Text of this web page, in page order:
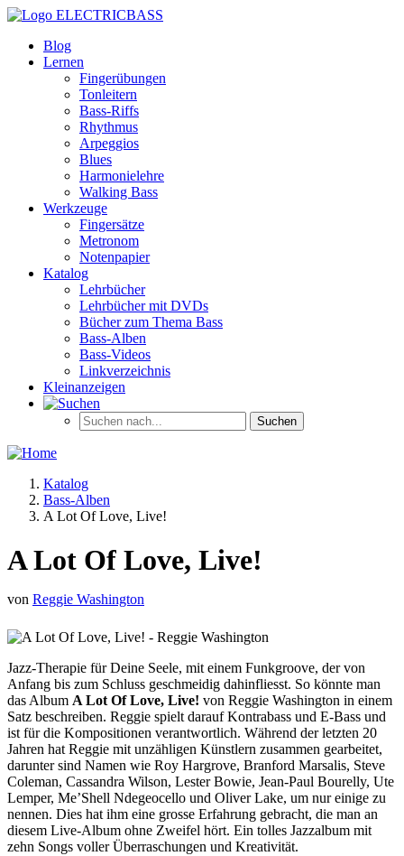
ELECTRICBASS
Blog
Lernen
Fingerübungen
Tonleitern
Bass-Riffs
Rhythmus
Arpeggios
Blues
Harmonielehre
Walking Bass
Werkzeuge
Fingersätze
Metronom
Notenpapier
Katalog
Lehrbücher
Lehrbücher mit DVDs
Bücher zum Thema Bass
Bass-Alben
Bass-Videos
Linkverzeichnis
Kleinanzeigen
Katalog
Bass-Alben
A Lot Of Love, Live!
A Lot Of Love, Live!
von Reggie Washington
Jazz-Therapie für Deine Seele, mit einem Funkgroove, der von
Anfang bis zum Schluss geschmeidig dahinfliesst. So könnte man
das Album A Lot Of Love, Live! von Reggie Washington in einem
Satz beschreiben. Reggie spielt darauf Kontrabass und E-Bass und
ist für die Kompositionen verantwortlich. Während der letzten 20
Jahren hat Reggie mit unzähligen Künstlern zusammen gearbeitet,
darunter sind Namen wie Roy Hargrove, Branford Marsalis, Steve
Coleman, Cassandra Wilson, Lester Bowie, Jean-Paul Bourelly, Ute
Lemper, Me’Shell Ndegeocello und Oliver Lake, um nur einige zu
nennen. Dies hat ihm eine grosse Erfahrung gebracht, die man an
diesem Live-Album ohne Zweifel hört. Ein tolles Jazzalbum mit
zehn Songs voller Überraschungen und Kreativität.